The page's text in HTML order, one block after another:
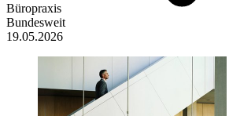
Büropraxis
Bundesweit
19.05.2026